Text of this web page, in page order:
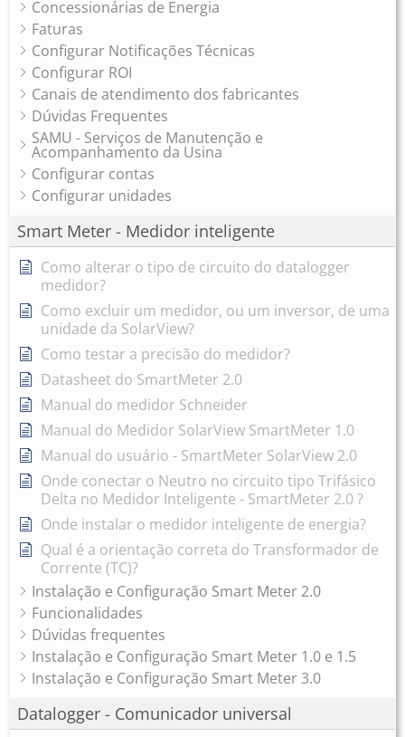
Concessionárias de Energia
Faturas
Configurar Notificações Técnicas
Configurar ROI
Canais de atendimento dos fabricantes
Dúvidas Frequentes
SAMU - Serviços de Manutenção e
Acompanhamento da Usina
Configurar contas
Configurar unidades
Smart Meter - Medidor inteligente
Como alterar o tipo de circuito do datalogger
medidor?
Como excluir um medidor, ou um inversor, de uma
unidade da SolarView?
Como testar a precisão do medidor?
Datasheet do SmartMeter 2.0
Manual do medidor Schneider
Manual do Medidor SolarView SmartMeter 1.0
Manual do usuário - SmartMeter SolarView 2.0
Onde conectar o Neutro no circuito tipo Trifásico
Delta no Medidor Inteligente - SmartMeter 2.0 ?
Onde instalar o medidor inteligente de energia?
Qual é a orientação correta do Transformador de
Corrente (TC)?
Instalação e Configuração Smart Meter 2.0
Funcionalidades
Dúvidas frequentes
Instalação e Configuração Smart Meter 1.0 e 1.5
Instalação e Configuração Smart Meter 3.0
Datalogger - Comunicador universal